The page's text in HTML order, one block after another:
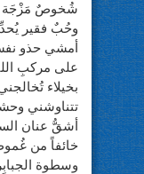
شُخوصٌ مَزْجَة
وحُبٌ فقير
أمشي حذو
على مركبِ
بخيلاء
تتناوشني
أشقُّ عنان
خائفاً من
وسطوة